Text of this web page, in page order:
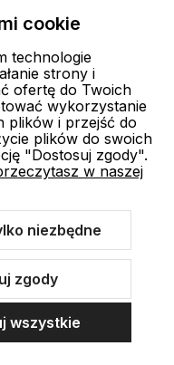
cookie
technologie
strony i
ofertę do Twoich
wykorzystanie
plików i przejść do
plików do swoich
"Dostosuj zgody".
w naszej
niezbędne
zgody
wszystkie